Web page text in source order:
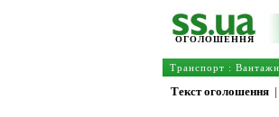
ОГОЛОШЕННЯ
Транспорт :
Текст оголошення |